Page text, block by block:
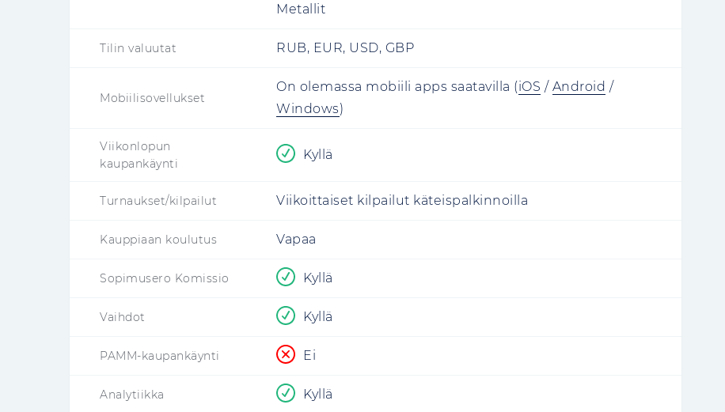
Metallit
Tilin valuutat RUB, EUR, USD, GBP
Mobiilisovellukset
On olemassa mobiili apps saatavilla (iOS / Android /
Windows)
Viikonlopun
kaupankäynti
Kyllä
Turnaukset/kilpailut Viikoittaiset kilpailut käteispalkinnoilla
Kauppiaan koulutus Vapaa
Sopimusero Komissio Kyllä
Vaihdot Kyllä
PAMM-kaupankäynti Ei
Analytiikka Kyllä